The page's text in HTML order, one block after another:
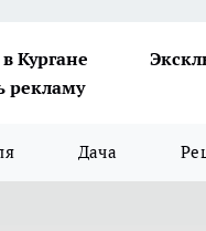
Кургане
рекламу
Дача